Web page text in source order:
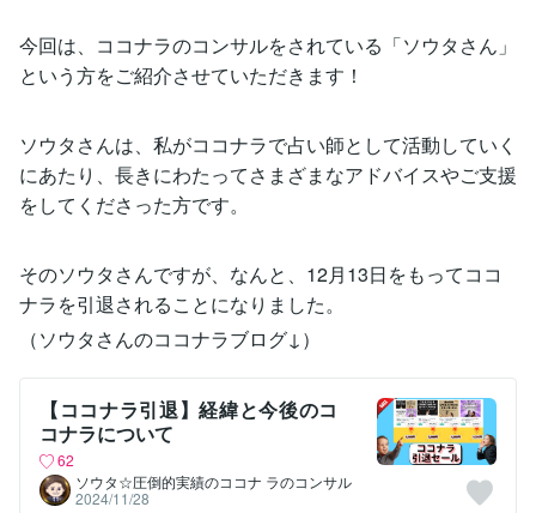
今回は、ココナラのコンサルをされている「ソウタさん」
という方をご紹介させていただきます！
ソウタさんは、私がココナラで占い師として活動していく
にあたり、長きにわたってさまざまなアドバイスやご支援
をしてくださった方です。
そのソウタさんですが、なんと、12月13日をもってココ
ナラを引退されることになりました。
（ソウタさんのココナラブログ↓）
【ココナラ引退】経緯と今後のコ
コナラについて
62
ソウタ☆圧倒的実績のココナ ラのコンサル
2024/11/28